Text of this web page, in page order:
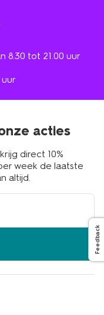
8.30 tot 21.00 uur
acties
direct 10%
week de laatste
altijd.
Feedback